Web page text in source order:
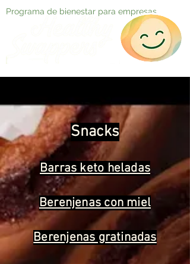
Programa de bienestar para empresas
Snacks
Barras keto heladas
Berenjenas con miel
Berenjenas gratinadas